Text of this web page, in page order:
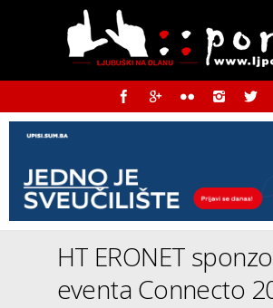
HT ERONET
eventa Connecto